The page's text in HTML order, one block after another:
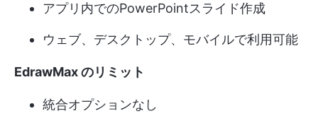
アプリ内でのPowerPointスライド作成
ウェブ、デスクトップ、モバイルで利用可能
EdrawMax のリミット
統合オプションなし